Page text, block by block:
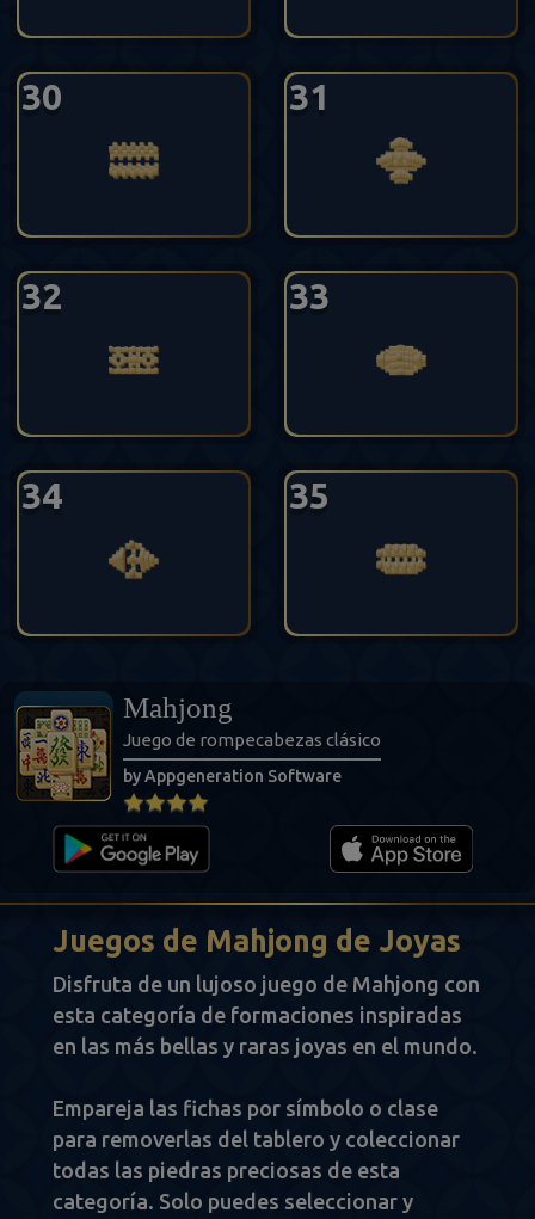
30 31
32 33
34 35
Mahjong
Juego de rompecabezas clásico
by Appgeneration Software
Juegos de Mahjong de Joyas
Disfruta de un lujoso juego de Mahjong con
esta categoría de formaciones inspiradas
en las más bellas y raras joyas en el mundo.
Empareja las fichas por símbolo o clase
para removerlas del tablero y coleccionar
todas las piedras preciosas de esta
categoría. Solo puedes seleccionar y